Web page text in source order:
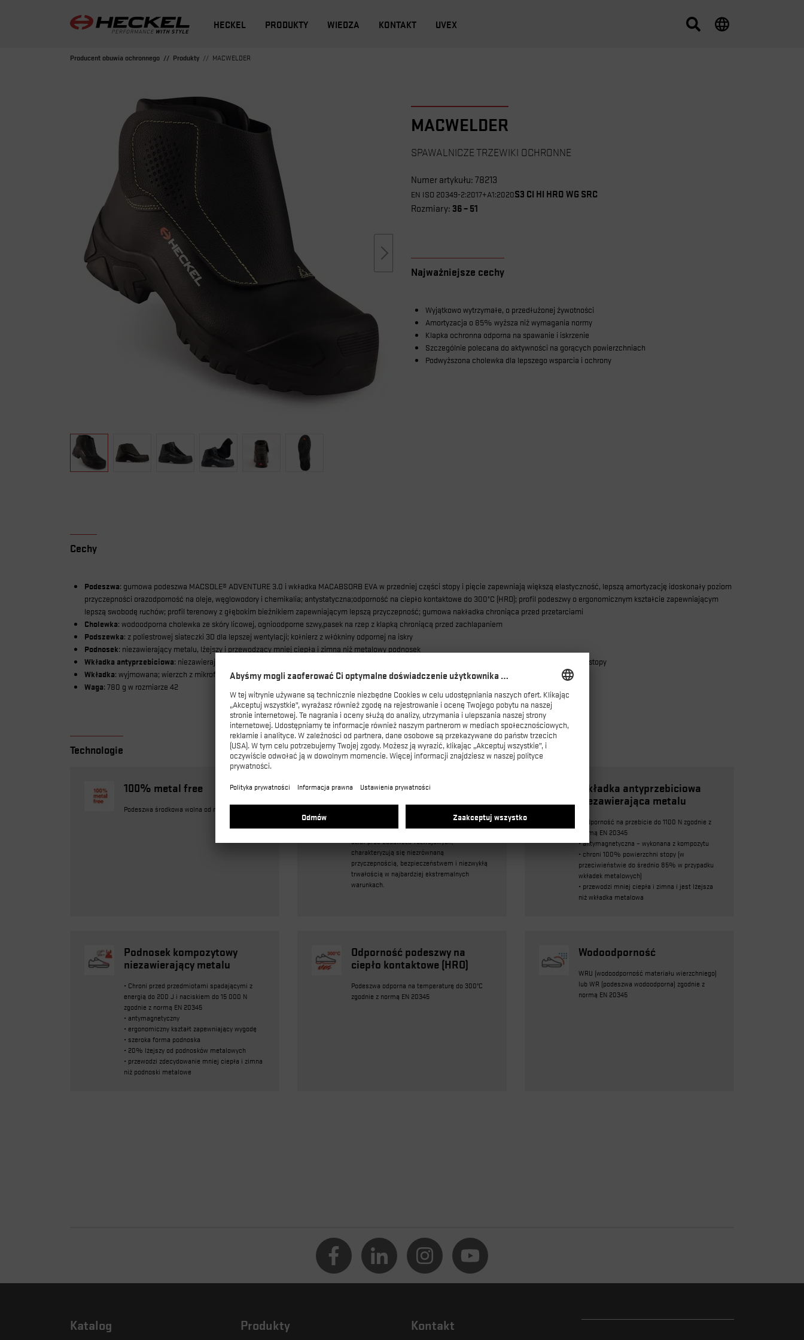
HECKEL PRODUKTY WIEDZA KONTAKT UVEX
Producent obuwia ochronnego Produkty MACWELDER
MACWELDER
SPAWALNICZE TRZEWIKI OCHRONNE
Numer artykułu: 78213
EN ISO 20349-2:2017+A1:2020S3 CI HI HRO WG SRC
Rozmiary: 36 – 51
Najważniejsze cechy
Wyjątkowo wytrzymałe, o przedłużonej żywotności
Amortyzacja o 85% wyższa niż wymagania normy
Klapka ochronna odporna na spawanie i iskrzenie
Szczególnie polecana do aktywności na gorących powierzchniach
Podwyższona cholewka dla lepszego wsparcia i ochrony
Cechy
Podeszwa: gumowa podeszwa MACSOLE® ADVENTURE 3.0 i wkładka MACABSORB EVA w przedniej części stopy i pięcie zapewniają większą elastyczność, lepszą amortyzację idoskonały poziom
przyczepności orazodporność na oleje, węglowodory i chemikalia; antystatyczna;odporność na ciepło kontaktowe do 300°C (HRO); profil podeszwy o ergonomicznym kształcie zapewniającym
lepszą swobodę ruchów; profil terenowy z głębokim bieżnikiem zapewniającym lepszą przyczepność; gumowa nakładka chroniąca przed przetarciami
Cholewka: wodoodporna cholewka ze skóry licowej, ognioodporne szwy,pasek na rzep z klapką chroniącą przed zachlapaniem
Podszewka: z poliestrowej siateczki 3D dla lepszej wentylacji; kołnierz z włókniny odpornej na iskry
Podnosek: niezawierający metalu, lżejszy i przewodzący mniej ciepła i zimna niż metalowy podnosek
Wkładka antyprzebiciowa: niezawierająca metalu, lekka i elastyczna, przewodzi mniej ciepła i zimna niż wkładka metalowa, chroni 100% powierzchni stopy
Wkładka: wyjmowana; wierzch z mikrofibry, spód z pianki PU
Waga: 780 g w rozmiarze 42
Technologie
100% metal free
Podeszwa środkowa wolna od metalu
MACSOLE®
Podeszwy stworzone w technologii MACSOLE®,
wykonane z opatentowanej mieszanki
kauczuków nitrylowych opracowanych przez
dział prac badawczo-rozwojowych,
charakteryzują się niezrównaną
przyczepnością, bezpieczeństwem i niezwykłą
trwałością w najbardziej ekstremalnych
warunkach.
Wkładka antyprzebiciowa
niezawierająca metalu
• Odporność na przebicie do 1100 N zgodnie z
normą EN 20345
• antymagnetyczna – wykonana z kompozytu
• chroni 100% powierzchni stopy (w
przeciwieństwie do średnio 85% w przypadku
wkładek metalowych)
• przewodzi mniej ciepła i zimna i jest lżejsza
niż wkładka metalowa
Podnosek kompozytowy
niezawierający metalu
• Chroni przed przedmiotami spadającymi z
energią do 200 J i naciskiem do 15 000 N
zgodnie z normą EN 20345
• antymagnetyczny
• ergonomiczny kształt zapewniający wygodę
• szeroka forma podnoska
• 20% lżejszy od podnosków metalowych
• przewodzi zdecydowanie mniej ciepła i zimna
niż podnoski metalowe
Odporność podeszwy na
ciepło kontaktowe (HRO)
Podeszwa odporna na temperaturę do 300°C
zgodnie z normą EN 20345
Wodoodporność
WRU (wodoodporność materiału wierzchniego)
lub WR (podeszwa wodoodporna) zgodnie z
normą EN 20345
Katalog Produkty
Kontakt